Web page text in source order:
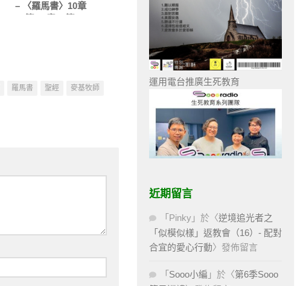
– 〈羅馬書〉10章
羅馬書 聖經 麥基牧師
運用電台推廣生死教育
近期留言
「 Pinky 」於〈逆境追光者之
「似模似樣」返教會（16）- 配對
合宜的愛心行動〉發佈留言
「 Sooo小編 」於〈第6季Sooo